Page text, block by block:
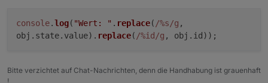
console.log( "Wert: " . replace( /%s/g ,
obj. state. value). replace( /%id/g , obj. id));
Bitte verzichtet auf Chat-Nachrichten, denn die Handhabung ist grauenhaft
!